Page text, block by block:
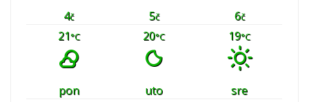
4č 5č 6č
21°C 20°C 19°C
pon uto
sre